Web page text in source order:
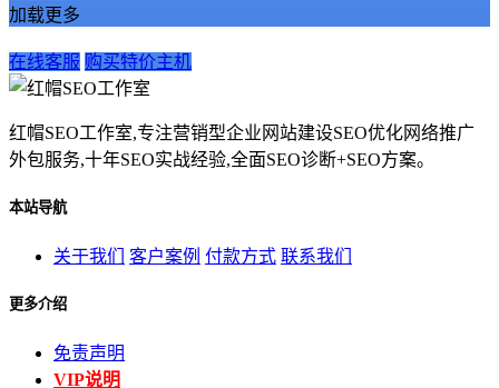
加载更多
在线客服 购买特价主机
红帽SEO工作室,专注营销型企业网站建设SEO优化网络推广
外包服务,十年SEO实战经验,全面SEO诊断+SEO方案。
本站导航
关于我们 客户案例 付款方式 联系我们
更多介绍
免责声明
VIP说明